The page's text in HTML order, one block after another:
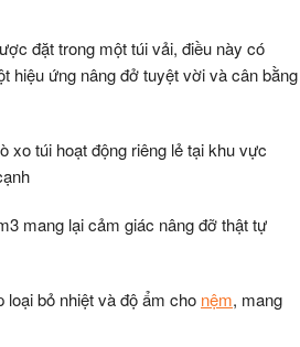
đặt trong một túi vải, điều này có
hiệu ứng nâng đở tuyệt vời và cân bằng
xo túi hoạt động riêng lẻ tại khu vực
mang lại cảm giác nâng đỡ thật tự
bỏ nhiệt và độ ẩm cho nệm, mang